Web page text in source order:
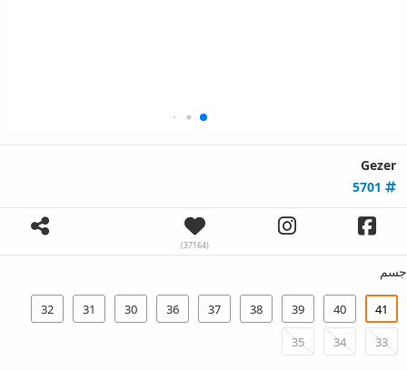
Gezer
(37164)
جسم
41
40
39
38
37
36
30
31
32
33
34
35